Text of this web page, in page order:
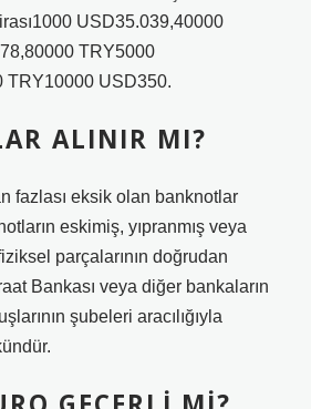
USD35.039,40000
TRY5000
TRY10000 USD350.
ALINIR MI?
fazlası eksik olan banknotlar
eskimiş, yıpranmış veya
parçalarının doğrudan
Bankası veya diğer bankaların
şubeleri aracılığıyla